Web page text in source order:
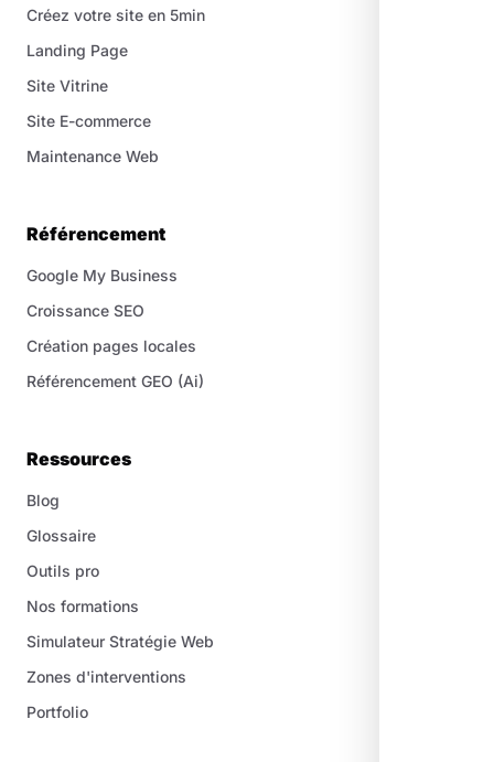
Créez votre site en 5min
Landing Page
Site Vitrine
Site E-commerce
Maintenance Web
Référencement
Google My Business
Croissance SEO
Création pages locales
Référencement GEO (Ai)
Ressources
Blog
Glossaire
Outils pro
Nos formations
Simulateur Stratégie Web
Zones d'interventions
Portfolio